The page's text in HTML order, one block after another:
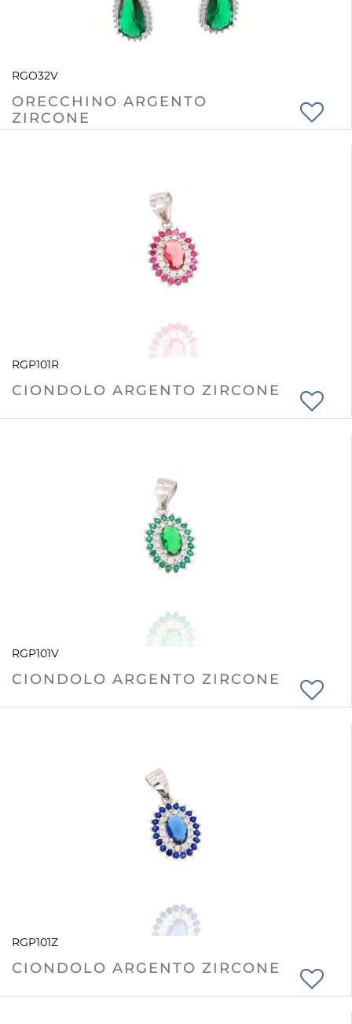
RGO32V
ORECCHINO ARGENTO
ZIRCONE
RGP101R
CIONDOLO ARGENTO ZIRCONE
RGP101V
CIONDOLO ARGENTO ZIRCONE
RGP101Z
CIONDOLO ARGENTO ZIRCONE